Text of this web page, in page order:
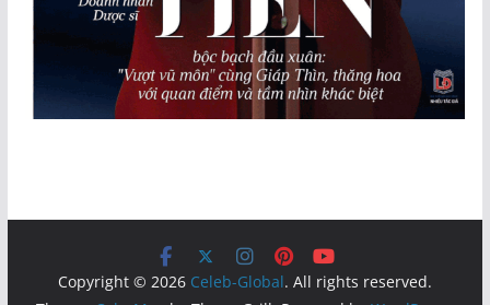
Copyright © 2026 Celeb-Global. All rights reserved.